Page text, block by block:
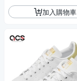
加入購物車